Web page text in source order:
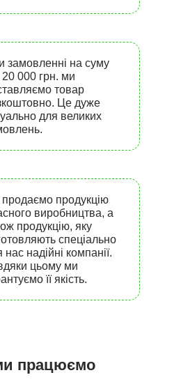
замовленні на суму
20 000 грн. ми
товар
Це дуже
для великих
продукцію
виробництва, а
продукцію, яку
спеціально
нас надійні компанії.
цьому ми
її якість.
працюємо